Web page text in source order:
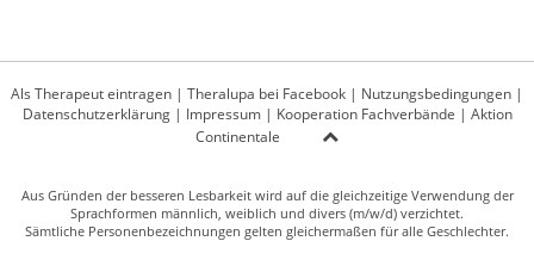
Als Therapeut eintragen | Theralupa bei Facebook | Nutzungsbedingungen |
Datenschutzerklärung| Impressum| Kooperation Fachverbände | Aktion
Continentale
Aus Gründen der besseren Lesbarkeit wird auf die gleichzeitige Verwendung der
Sprachformen männlich, weiblich und divers (m/w/d) verzichtet.
Sämtliche Personenbezeichnungen gelten gleichermaßen für alle Geschlechter.